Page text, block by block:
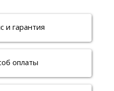
и гарантия
оплаты